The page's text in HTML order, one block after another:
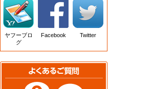
ヤフーブロ
グ
Facebook Twitter